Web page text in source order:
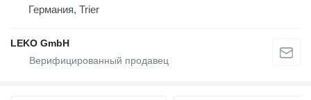
Германия, Trier
LEKO GmbH